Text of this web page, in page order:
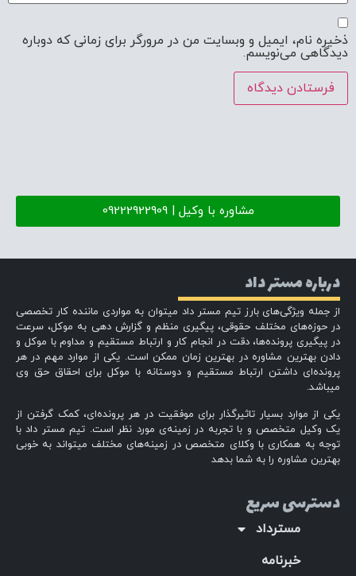
ذخیره نام، ایمیل و وبسایت من در مرورگر برای زمانی که دوباره
دیدگاهی می‌نویسم.
مشاوره با وکیل | 09222922909
درباره مستر داد
از جمله ویژگی‌های بارز تیم مستر داد میتوان به مواردی ماننده کار تخصصی
در حوزه‌های مختلف حقوقی، پیگیری منظم و گزارش دهی به موکل، سرعت
در پیگیری پرونده‌ها، دقت در انجام کار و ارتباط مستقیم و مداوم با موکل و
دادن بهترین مشاوره در بهترین زمان ممکن است. یکی از موارد مهم در هر
پرونده‌ای داشتن ارتباط مستقیم و دوستانه با موکل برای احقاق حق وی
میباشد.
یکی از موارد بسیار تاثیرگذار برای موفقیت در هر پرونده‌ای، کمک گرفتن از
یک وکیل متخصص و با تجربه در زمینه‌ی مورد نظر است. تیم مستر داد با
توجه به همکاری با وکلای متخصص در زمینه‌های مختلف میتواند به خوبی
بهترین مشاوره را به شما بدهد
دسترسی سریع
مسترداد
خبرنامه